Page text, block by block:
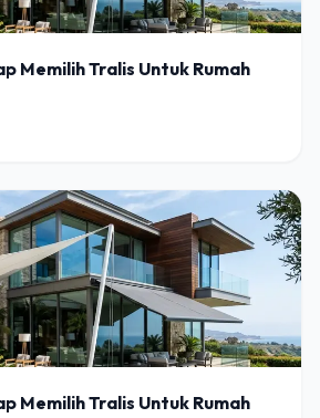
Memilih Tralis Untuk Rumah
Memilih Tralis Untuk Rumah